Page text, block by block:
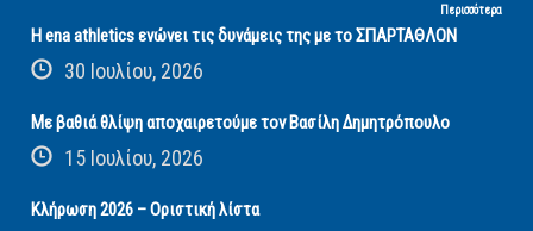
Περισσότερα
Η ena athletics ενώνει τις δυνάμεις της με το ΣΠΑΡΤΑΘΛΟΝ
30 Ιουλίου, 2026
Με βαθιά θλίψη αποχαιρετούμε τον Βασίλη Δημητρόπουλο
15 Ιουλίου, 2026
Κλήρωση 2026 – Οριστική λίστα